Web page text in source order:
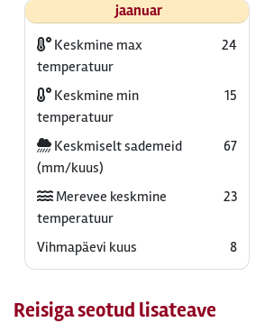
jaanuar
Keskmine max
temperatuur
24
Keskmine min
temperatuur
15
Keskmiselt sademeid
(mm/kuus)
67
Merevee keskmine
temperatuur
23
Vihmapäevi kuus 8
Reisiga seotud lisateave